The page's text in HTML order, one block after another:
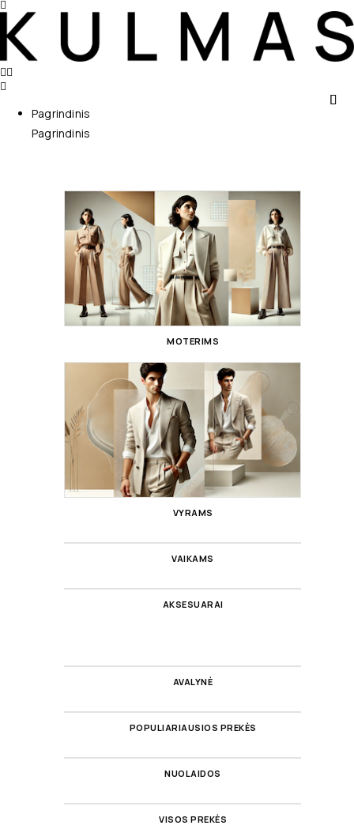
Pagrindinis
Pagrindinis
MOTERIMS
VYRAMS
VAIKAMS
AKSESUARAI
AVALYNĖ
POPULIARIAUSIOS PREKĖS
NUOLAIDOS
VISOS PREKĖS